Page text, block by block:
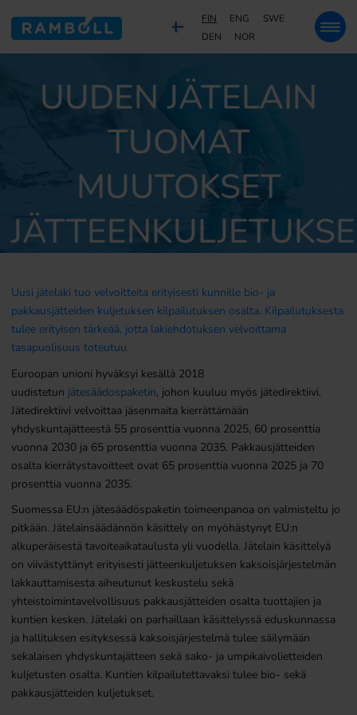
FIN ENG
SWE
DEN
NOR
UUDEN JÄTELAIN
TUOMAT
MUUTOKSET
Uusi jätelaki tuo velvoitteita erityisesti kunnille bio- ja
pakkausjätteiden kuljetuksen kilpailutuksen osalta. Kilpailutuksesta
tulee erityisen tärkeää, jotta lakiehdotuksen velvoittama
tasapuolisuus toteutuu.
Euroopan unioni hyväksyi kesällä 2018
uudistetun jätesäädospaketin, johon kuuluu myös jätedirektiivi.
Jätedirektiivi velvoittaa jäsenmaita kierrättämään
yhdyskuntajätteestä 55 prosenttia vuonna 2025, 60 prosenttia
vuonna 2030 ja 65 prosenttia vuonna 2035. Pakkausjätteiden
osalta kierrätystavoitteet ovat 65 prosenttia vuonna 2025 ja 70
prosenttia vuonna 2035.
Suomessa EU:n jätesäädöspaketin toimeenpanoa on valmisteltu jo
pitkään. Jätelainsäädännön käsittely on myöhästynyt EU:n
alkuperäisestä tavoiteaikataulusta yli vuodella. Jätelain käsittelyä
on viivästyttänyt erityisesti jätteenkuljetuksen kaksoisjärjestelmän
lakkauttamisesta aiheutunut keskustelu sekä
yhteistoimintavelvollisuus pakkausjätteiden osalta tuottajien ja
kuntien kesken. Jätelaki on parhaillaan käsittelyssä eduskunnassa
ja hallituksen esityksessä kaksoisjärjestelmä tulee säilymään
sekalaisen yhdyskuntajätteen sekä sako- ja umpikaivolietteiden
kuljetusten osalta. Kuntien kilpailutettavaksi tulee bio- sekä
pakkausjätteiden kuljetukset.